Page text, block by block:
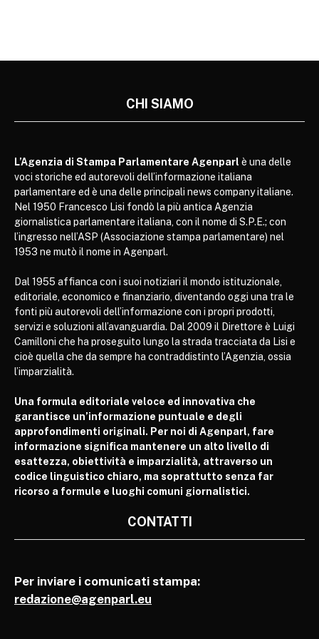
CHI SIAMO
L’Agenzia di Stampa Parlamentare Agenparl è una delle
voci storiche ed autorevoli dell’informazione italiana
parlamentare ed è una delle principali news company italiane.
Nel 1950 Francesco Lisi fondò la più antica Agenzia
giornalistica parlamentare italiana, con il nome di S.P.E.; con
l’ingresso nell’ASP (Associazione stampa parlamentare) nel
1953 ne mutò il nome in Agenparl.
Dal 1955 affianca con i suoi notiziari il mondo istituzionale,
editoriale, economico e finanziario, diventando oggi una tra le
fonti più autorevoli dell’informazione con i propri prodotti,
servizi e soluzioni all’avanguardia. Dal 2009 il Direttore è Luigi
Camilloni che ha proseguito lungo la strada tracciata da Lisi e
cioè quella che da sempre ha contraddistinto l’Agenzia, ossia
l’imparzialità.
Una formula editoriale veloce ed innovativa che
garantisce un’informazione puntuale e degli
approfondimenti originali. Per noi di Agenparl, fare
informazione significa mantenere un alto livello di
esattezza, obiettività e imparzialità, attraverso un
codice linguistico chiaro, ma soprattutto senza far
ricorso a formule e luoghi comuni giornalistici.
CONTATTI
Per inviare i comunicati stampa:
redazione@agenparl.eu